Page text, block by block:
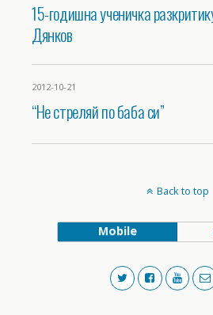
15-годишна ученичка
Дянков
2012-10-21
“Не стреляй по баба си”
Back to top
Mobile